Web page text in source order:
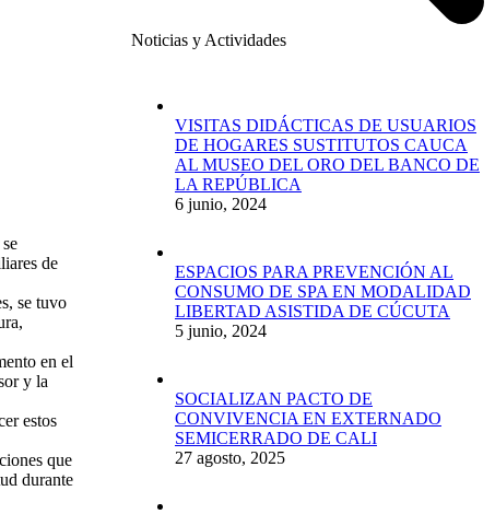
de
se tuvo
en el
y la
estos
que
durante
Noticias y Actividades
VISITAS DIDÁCTICAS DE USUARIOS
DE HOGARES SUSTITUTOS CAUCA
AL MUSEO DEL ORO DEL BANCO DE
LA REPÚBLICA
6 junio, 2024
ESPACIOS PARA PREVENCIÓN AL
CONSUMO DE SPA EN MODALIDAD
LIBERTAD ASISTIDA DE CÚCUTA
5 junio, 2024
SOCIALIZAN PACTO DE
CONVIVENCIA EN EXTERNADO
SEMICERRADO DE CALI
27 agosto, 2025